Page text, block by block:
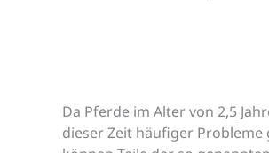
Da Pferde im Alter von 2,5
dieser Zeit häufiger